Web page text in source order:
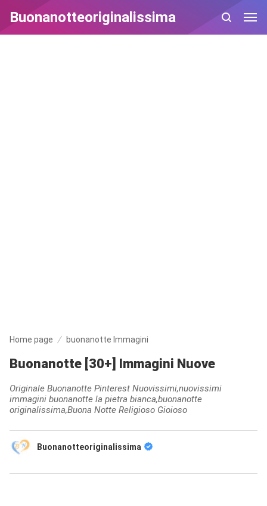
Buonanotteoriginalissima
Home page buonanotte Immagini
Buonanotte [30+] Immagini Nuove
Originale Buonanotte Pinterest Nuovissimi,nuovissimi
immagini buonanotte la pietra bianca,buonanotte
originalissima,Buona Notte Religioso Gioioso
Buonanotteoriginalissima